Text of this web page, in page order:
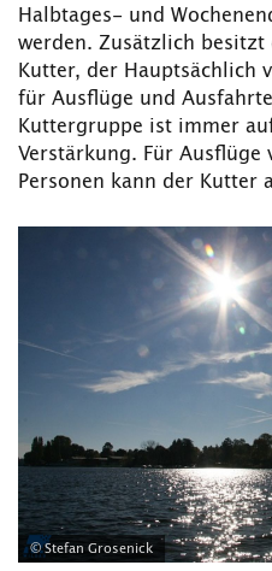
INTERNATIONAL
BESCHÄFTIGTE
Kontakt und
TH Online-Portal
Halbtages- und
werden. Zusätzlich besitzt
Kutter, der Hauptsächlich
für Ausflüge und
Kuttergruppe ist immer
Verstärkung. Für Ausflüge
Personen kann der Kutter
© Stefan Grosenick